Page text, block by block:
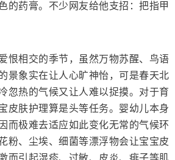
的药膏。不少网友给他支招：把指甲
相交的季节，虽然万物苏醒、鸟语
景象实在让人心旷神怡，可是春天北
忽热的气候又让人难以捉摸。对于育
皮肤护理算是头等任务。婴幼儿本身
而极难去适应如此变化无常的气候环
粉、尘埃、细菌等漂浮物会让宝宝皮
而引起湿疹、过敏、皮炎、痱子等肌